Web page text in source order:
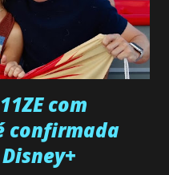
que ele poderia
Artur informa a Gabriel
outra paciente, que está
com
confirmada